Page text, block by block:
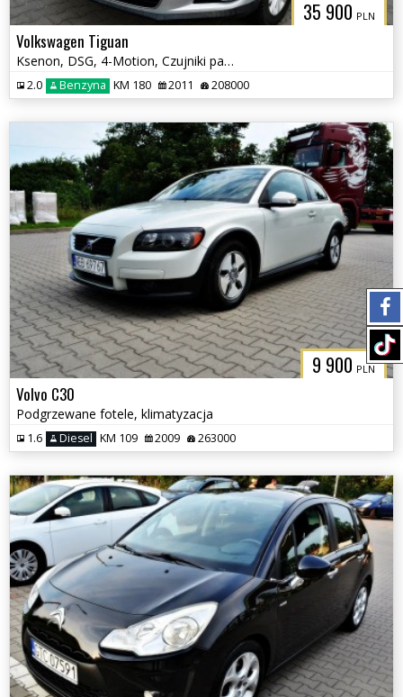
35 900 PLN
Volkswagen Tiguan
Ksenon, DSG, 4-Motion, Czujniki parkowania tył, Klimatyzacja, Hak
2.0 Benzyna KM 180 2011 208000
9 900 PLN
Volvo C30
Podgrzewane fotele, klimatyzacja
1.6 Diesel KM 109 2009 263000